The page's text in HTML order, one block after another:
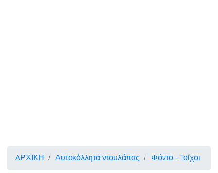
ΑΡΧΙΚΗ Αυτοκόλλητα ντουλάπας Φόντο - Τοίχοι